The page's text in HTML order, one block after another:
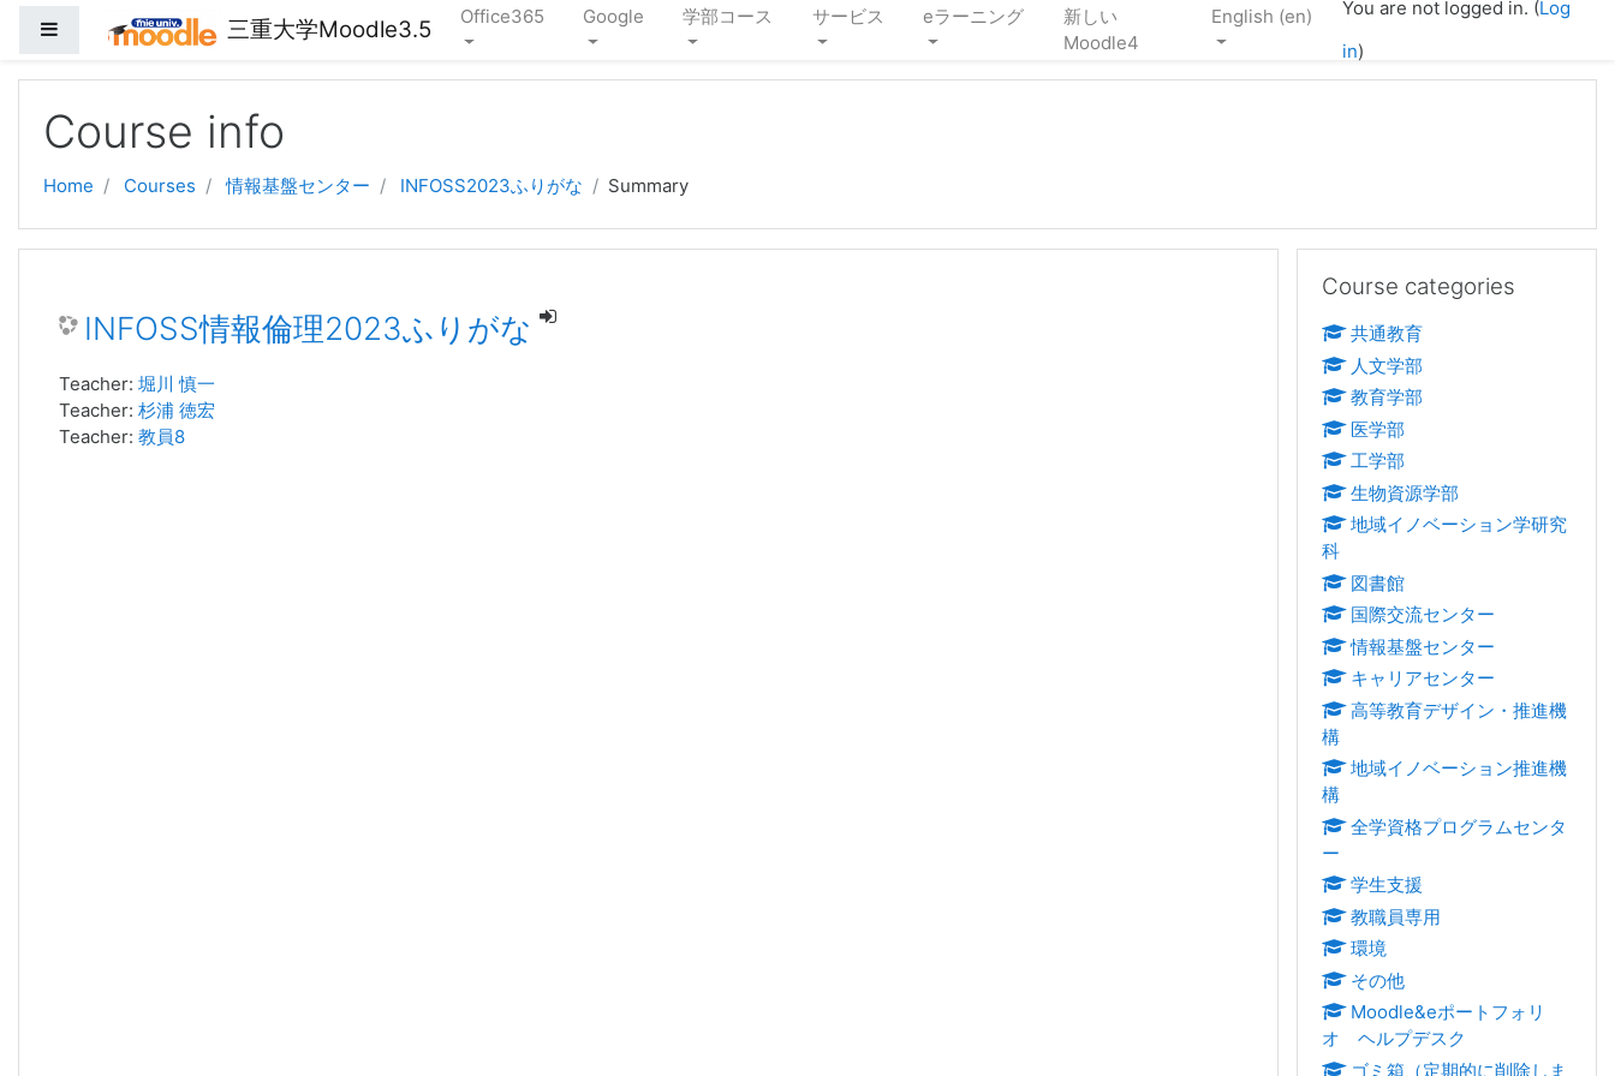
Side panel 三重大学Moodle3.5 Office365 Google 学部コース サービス eラーニング
新しい
Moodle4
English ‎(en)‎ You are not logged in. (Log
in)
Course info
Home Courses 情報基盤センター INFOSS2023ふりがな Summary
INFOSS情報倫理2023ふりがな
Teacher: 堀川 慎一
Teacher: 杉浦 徳宏
Teacher: 教員8
Course categories
共通教育
人文学部
教育学部
医学部
工学部
生物資源学部
地域イノベーション学研究
科
図書館
国際交流センター
情報基盤センター
キャリアセンター
高等教育デザイン・推進機
構
地域イノベーション推進機
構
全学資格プログラムセンタ
ー
学生支援
教職員専用
環境
その他
Moodle&eポートフォリ
オ ヘルプデスク
ゴミ箱（定期的に削除しま